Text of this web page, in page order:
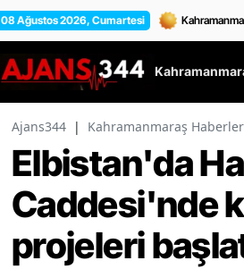
08 Ağustos 2026, Cumartesi
Ajans344 | Kahramanmaraş
Elbistan'da
Caddesi'nde
projeleri